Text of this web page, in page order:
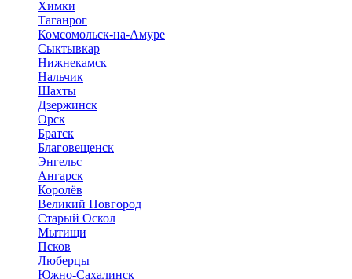
Химки
Таганрог
Комсомольск-на-Амуре
Сыктывкар
Нижнекамск
Нальчик
Шахты
Дзержинск
Орск
Братск
Благовещенск
Энгельс
Ангарск
Королёв
Великий Новгород
Старый Оскол
Мытищи
Псков
Люберцы
Южно-Сахалинск